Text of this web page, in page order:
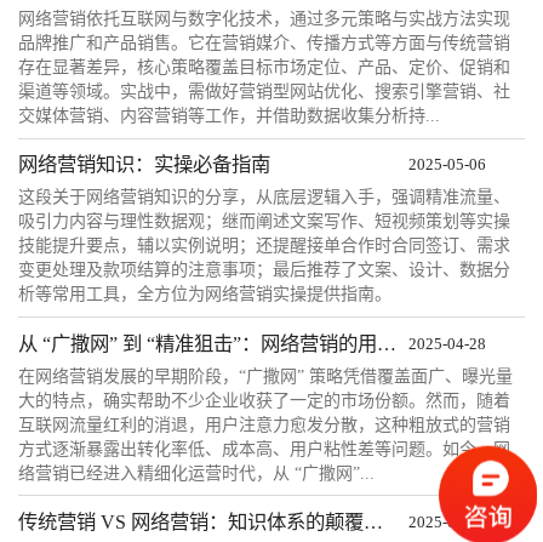
网络营销依托互联网与数字化技术，通过多元策略与实战方法实现
品牌推广和产品销售。它在营销媒介、传播方式等方面与传统营销
存在显著差异，核心策略覆盖目标市场定位、产品、定价、促销和
渠道等领域。实战中，需做好营销型网站优化、搜索引擎营销、社
交媒体营销、内容营销等工作，并借助数据收集分析持...
网络营销知识：实操必备指南 2025-05-06
这段关于网络营销知识的分享，从底层逻辑入手，强调精准流量、
吸引力内容与理性数据观；继而阐述文案写作、短视频策划等实操
技能提升要点，辅以实例说明；还提醒接单合作时合同签订、需求
变更处理及款项结算的注意事项；最后推荐了文案、设计、数据分
析等常用工具，全方位为网络营销实操提供指南。
从 “广撒网” 到 “精准狙击”：网络营销的用户思维转型指南 2025-04-28
在网络营销发展的早期阶段，“广撒网” 策略凭借覆盖面广、曝光量
大的特点，确实帮助不少企业收获了一定的市场份额。然而，随着
互联网流量红利的消退，用户注意力愈发分散，这种粗放式的营销
方式逐渐暴露出转化率低、成本高、用户粘性差等问题。如今，网
络营销已经进入精细化运营时代，从 “广撒网”...
传统营销 VS 网络营销：知识体系的颠覆性变革 2025-04-23